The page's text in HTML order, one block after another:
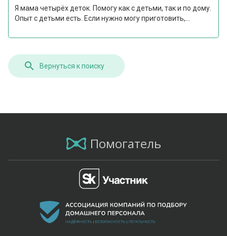
Я мама четырёх деток. Помогу как с детьми, так и по дому.
Опыт с детьми есть. Если нужно могу приготовить,...
Вернуться к поиску
Помогатель